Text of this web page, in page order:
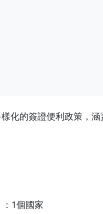
化的簽證便利政策，
：1個國家